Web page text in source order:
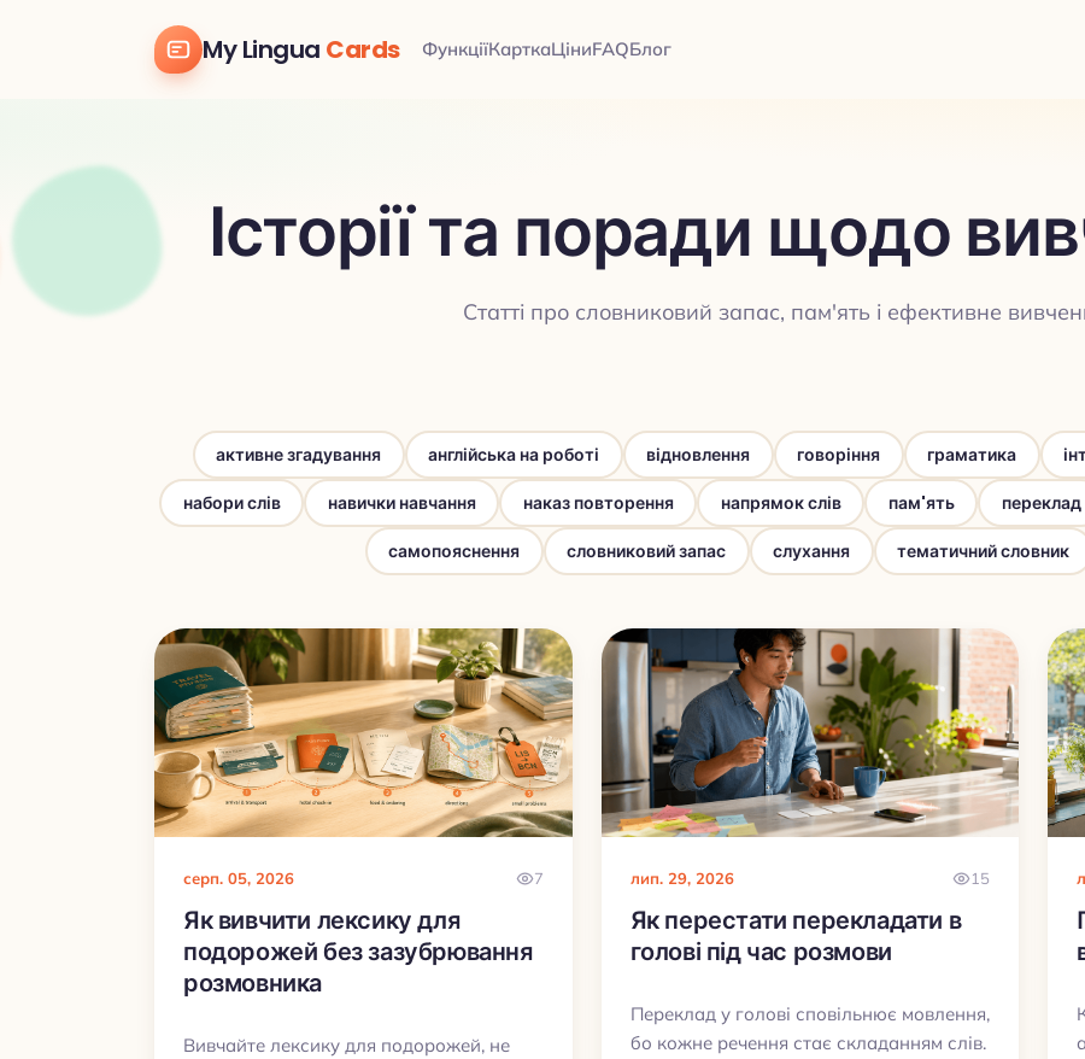
My Lingua Cards ФункціїКарткаЦіниFAQБлог
Історії та поради щодо
Статті про словниковий запас, пам'ять і ефективне
активне згадування англійська на роботі відновлення говоріння граматика
набори слів
навички навчання наказ повторення напрямок слів пам'ять переклад
самопояснення
словниковий запас слухання тематичний словник
серп. 05, 2026 7
Як вивчити лексику для
подорожей без зазубрювання
розмовника
Вивчайте лексику для подорожей, не
лип. 29, 2026 15
Як перестати перекладати в
голові під час розмови
Переклад у голові сповільнює мовлення,
бо кожне речення стає складанням слів.